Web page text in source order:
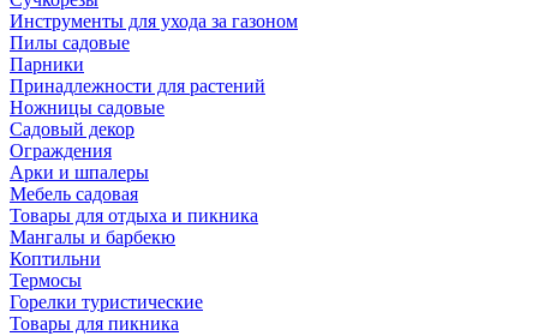
Инструменты для ухода за газоном
Пилы садовые
Парники
Принадлежности для растений
Ножницы садовые
Садовый декор
Ограждения
Арки и шпалеры
Мебель садовая
Товары для отдыха и пикника
Мангалы и барбекю
Коптильни
Термосы
Горелки туристические
Товары для пикника